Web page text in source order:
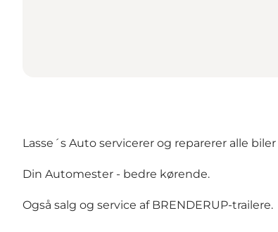
Lasse´s Auto servicerer og reparerer alle
Din Automester - bedre kørende.
Også salg og service af BRENDERUP-trailere.